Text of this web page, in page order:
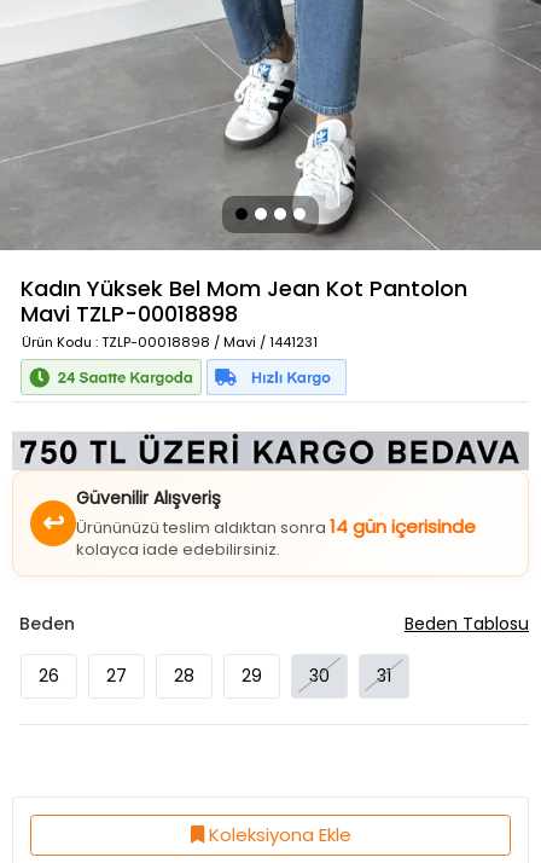
Kadın Yüksek Bel Mom Jean Kot Pantolon
Mavi TZLP-00018898
Ürün Kodu : TZLP-00018898 / Mavi / 1441231
↩
Güvenilir Alışveriş
Ürününüzü teslim aldıktan sonra 14 gün içerisinde
kolayca iade edebilirsiniz.
Beden
26 27 28 29 30 31
Beden Tablosu
Koleksiyona Ekle